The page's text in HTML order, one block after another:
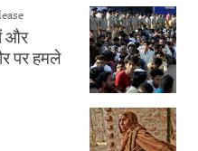
और
पर हमले